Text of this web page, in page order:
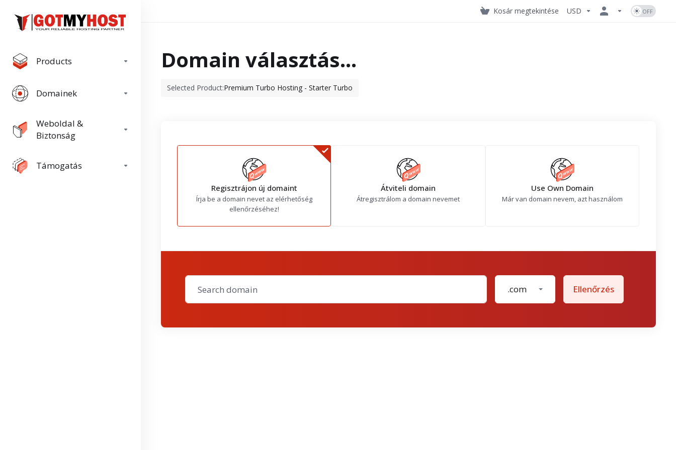
Products
Domainek
Weboldal &
Biztonság
Támogatás
Kosár megtekintése USD
Domain választás...
Selected Product:Premium Turbo Hosting - Starter Turbo
Regisztrájon új domaint
Írja be a domain nevet az elérhetőség
ellenőrzéséhez!
Átviteli domain
Átregisztrálom a domain nevemet
Use Own Domain
Már van domain nevem, azt használom
.com Ellenőrzés